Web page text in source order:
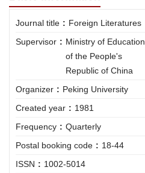
Journal title : Foreign Literatures
Supervisor : Ministry of Education
of the People's
Republic of China
Organizer : Peking University
Created year : 1981
Frequency : Quarterly
Postal booking code : 18-44
ISSN : 1002-5014